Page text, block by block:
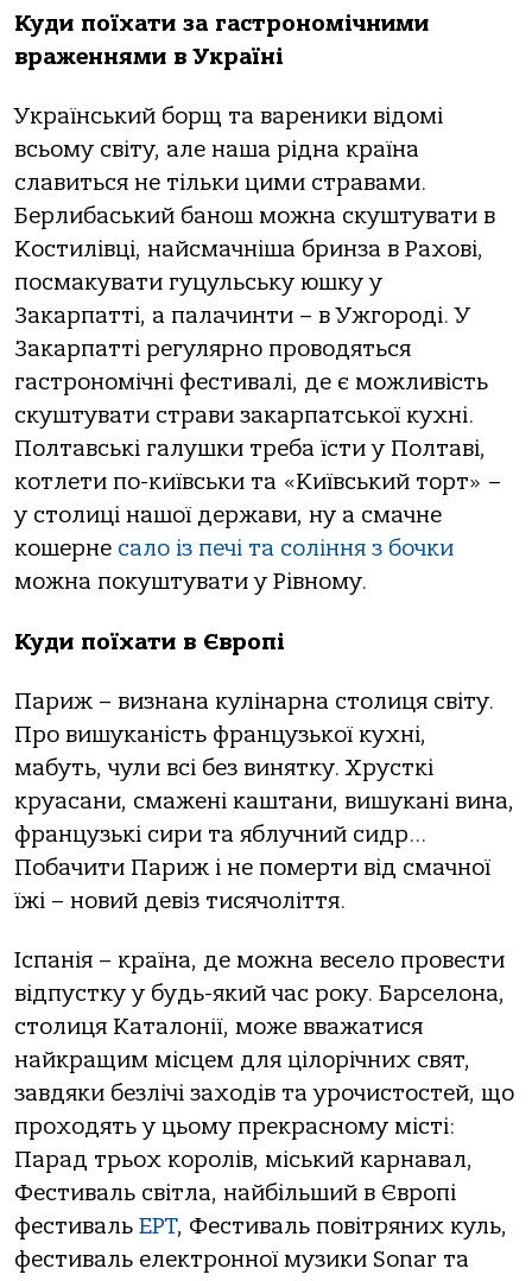
Куди поїхати за гастрономічними
враженнями в Україні
Український борщ та вареники відомі
всьому світу, але наша рідна країна
славиться не тільки цими стравами.
Берлибаський банош можна скуштувати в
Костилівці, найсмачніша бринза в Рахові,
посмакувати гуцульську юшку у
Закарпатті, а палачинти – в Ужгороді. У
Закарпатті регулярно проводяться
гастрономічні фестивалі, де є можливість
скуштувати страви закарпатської кухні.
Полтавські галушки треба їсти у Полтаві,
котлети по-київськи та «Київський торт» –
у столиці нашої держави, ну а смачне
кошерне сало із печі та соління з бочки
можна покуштувати у Рівному.
Куди поїхати в Європі
Париж – визнана кулінарна столиця світу.
Про вишуканість французької кухні,
мабуть, чули всі без винятку. Хрусткі
круасани, смажені каштани, вишукані вина,
французькі сири та яблучний сидр…
Побачити Париж і не померти від смачної
їжі – новий девіз тисячоліття.
Іспанія – країна, де можна весело провести
відпустку у будь-який час року. Барселона,
столиця Каталонії, може вважатися
найкращим місцем для цілорічних свят,
завдяки безлічі заходів та урочистостей, що
проходять у цьому прекрасному місті:
Парад трьох королів, міський карнавал,
Фестиваль світла, найбільший в Європі
фестиваль EPT, Фестиваль повітряних куль,
фестиваль електронної музики Sonar та